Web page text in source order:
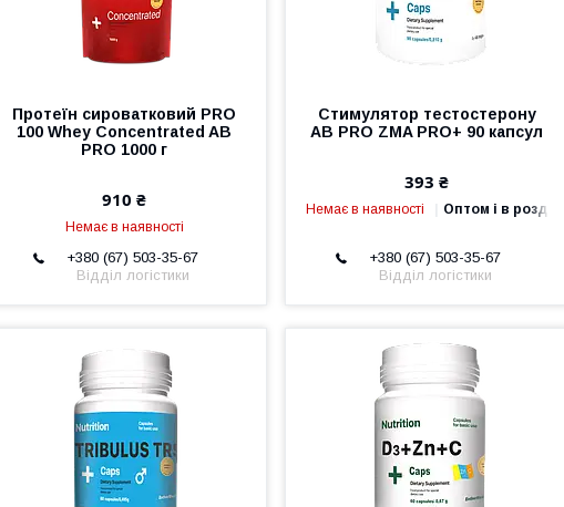
Протеїн сироватковий PRO
100 Whey Concentrated AB
PRO 1000 г
910 ₴
Немає в наявності
+380 (67) 503-35-67
Відділ логістики
Стимулятор тестостерону
AB PRO ZMA PRO+ 90 капсул
393 ₴
Немає в наявності Оптом і в роздріб
+380 (67) 503-35-67
Відділ логістики